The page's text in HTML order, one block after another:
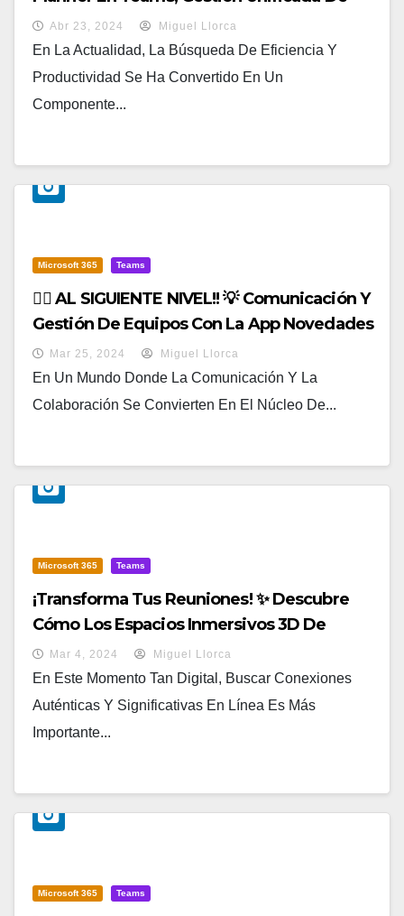
Proyectos Y Tareas!
Abr 23, 2024 Miguel Llorca
En La Actualidad, La Búsqueda De Eficiencia Y
Productividad Se Ha Convertido En Un
Componente...
Microsoft 365 Teams
✌🏻 AL SIGUIENTE NIVEL!! 💡 Comunicación Y
Gestión De Equipos Con La App Novedades
En Microsoft Teams
Mar 25, 2024 Miguel Llorca
En Un Mundo Donde La Comunicación Y La
Colaboración Se Convierten En El Núcleo De...
Microsoft 365 Teams
¡Transforma Tus Reuniones! ✨ Descubre
Cómo Los Espacios Inmersivos 3D De
Teams Lo Cambiarán TODO 🤯
Mar 4, 2024 Miguel Llorca
En Este Momento Tan Digital, Buscar Conexiones
Auténticas Y Significativas En Línea Es Más
Importante...
Microsoft 365 Teams